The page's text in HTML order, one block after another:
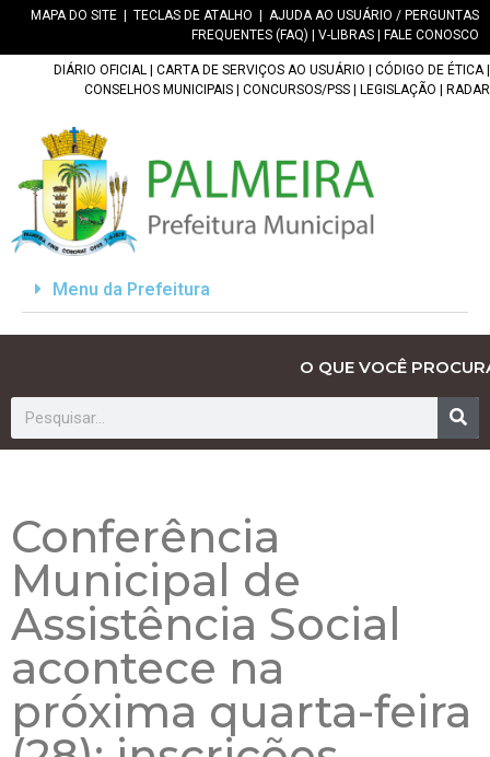
MAPA DO SITE TECLAS DE ATALHO
AJUDA AO USUÁRIO / PERGUNTAS
FREQUENTES (FAQ)
V-LIBRAS FALE CONOSCO
DIÁRIO OFICIAL CARTA DE SERVIÇOS AO USUÁRIO CÓDIGO DE ÉTICA|
CONSELHOS MUNICIPAIS
CONCURSOS/PSS LEGISLAÇÃO RADAR
Menu da Prefeitura
O QUE VOCÊ
Conferência
Municipal de
Assistência Social
acontece na
próxima quarta-feira